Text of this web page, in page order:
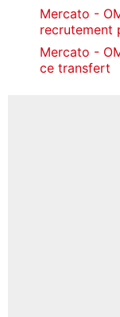
Mercato -
recrutement
Mercato -
ce transfert